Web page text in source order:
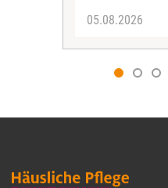
05.08.2026